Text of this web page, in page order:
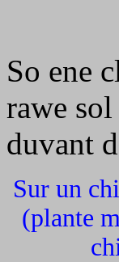
So ene
rawe
duvant
Sur un
(plante